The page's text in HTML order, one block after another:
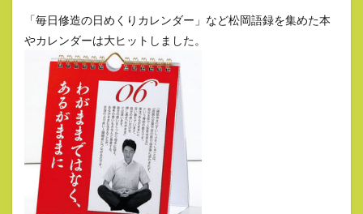
「毎日修造の日めくりカレンダー」など松岡語録を集めた本
やカレンダーは大ヒットしました。